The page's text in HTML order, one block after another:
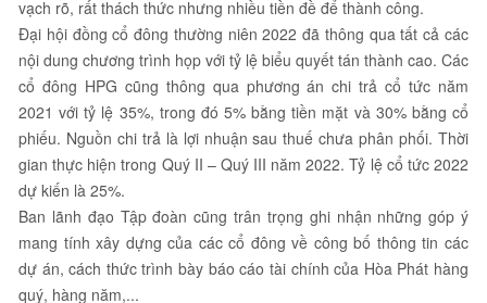
vạch rõ, rất thách thức nhưng nhiều tiền đề để thành công.
Đại hội đồng cổ đông thường niên 2022 đã thông qua tất cả các
nội dung chương trình họp với tỷ lệ biểu quyết tán thành cao. Các
cổ đông HPG cũng thông qua phương án chi trả cổ tức năm
2021 với tỷ lệ 35%, trong đó 5% bằng tiền mặt và 30% bằng cổ
phiếu. Nguồn chi trả là lợi nhuận sau thuế chưa phân phối. Thời
gian thực hiện trong Quý II – Quý III năm 2022. Tỷ lệ cổ tức 2022
dự kiến là 25%.
Ban lãnh đạo Tập đoàn cũng trân trọng ghi nhận những góp ý
mang tính xây dựng của các cổ đông về công bố thông tin các
dự án, cách thức trình bày báo cáo tài chính của Hòa Phát hàng
quý, hàng năm,...